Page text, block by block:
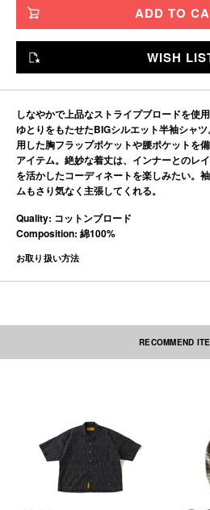
FAT
78
JUMBO
81
ADD TO
WISH
しなやかで上品なストライプブロードを使
ゆとりをもたせたBIGシルエット半袖シャ
用した胸フラップポケットや腰ポケットを
アイテム。絶妙な着丈は、インナーとのレ
を活かしたコーディネートを楽しみたい。
ムもさり気なく主張してくれる。
Quality: コットンブロード
Composition: 綿100%
お取り扱い方法
素材の性質上、多少収縮する可能性があり
下さい。なお自動乾燥機(タンブラー)の御
かける際には必ず当て布をしてください。
ンを当てないで下さい。
RECOMMEND